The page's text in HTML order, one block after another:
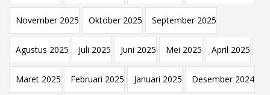
November 2025 Oktober 2025 September 2025
Agustus 2025 Juli 2025 Juni 2025 Mei 2025 April 2025
Maret 2025 Februari 2025 Januari 2025 Desember 2024